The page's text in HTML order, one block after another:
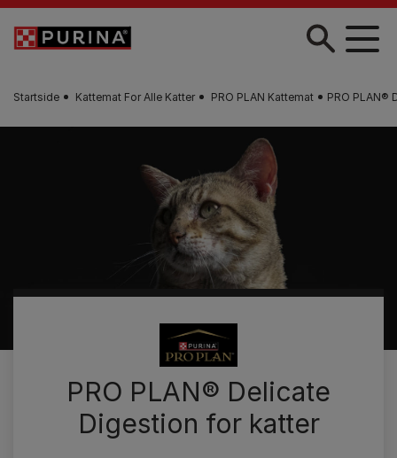
Skip to main content
Startside Kattemat For Alle Katter PRO PLAN Kattemat PRO PLAN®
PRO PLAN® Delicate
Digestion for katter